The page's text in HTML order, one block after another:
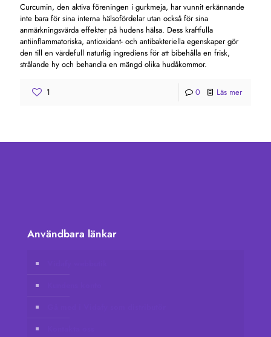
Curcumin, den aktiva föreningen i gurkmeja, har vunnit erkännande
inte bara för sina interna hälsofördelar utan också för sina
anmärkningsvärda effekter på hudens hälsa. Dess kraftfulla
antiinflammatoriska, antioxidant- och antibakteriella egenskaper gör
den till en värdefull naturlig ingrediens för att bibehålla en frisk,
strålande hy och behandla en mängd olika hudåkommor.
1 0 Läs mer
Användbara länkar